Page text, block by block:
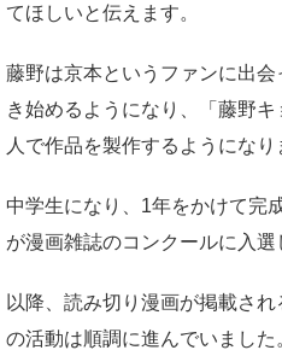
てほしいと伝えます。
藤野は京本というファンに出
き始めるようになり、「藤野
人で作品を製作するようになり
中学生になり、1年をかけて完
が漫画雑誌のコンクールに入選
以降、読み切り漫画が掲載さ
の活動は順調に進んでいました